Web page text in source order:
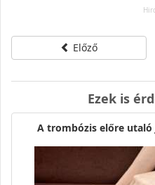
Előző
Ezek is
A trombózis előre